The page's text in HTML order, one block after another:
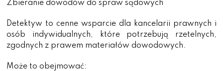
Zbieranie dowodów do spraw sądowych
Detektyw to cenne wsparcie dla kancelarii prawnych i
osób indywidualnych, które potrzebują rzetelnych,
zgodnych z prawem materiałów dowodowych.
Może to obejmować: